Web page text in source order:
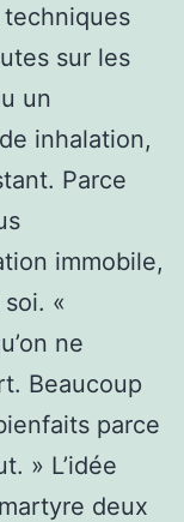
sur les
un
inhalation,
Parce
immobile,
«
ne
Beaucoup
parce
» L’idée
deux